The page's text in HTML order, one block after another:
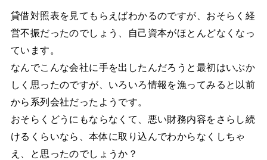
貸借対照表を見てもらえばわかるのですが、おそらく経
営不振だったのでしょう、自己資本がほとんどなくなっ
ています。
なんでこんな会社に手を出したんだろうと最初はいぶか
しく思ったのですが、いろいろ情報を漁ってみると以前
から系列会社だったようです。
おそらくどうにもならなくて、悪い財務内容をさらし続
けるくらいなら、本体に取り込んでわからなくしちゃ
え、と思ったのでしょうか？